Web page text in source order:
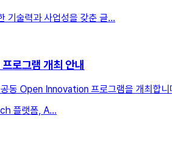
기술력과 사업성을 갖춘 글...
그램 개최 안내
Open Innovation 프로그램을 개최합
플랫폼, A...